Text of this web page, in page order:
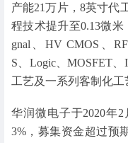
产能21万片，8英寸代
程技术提升至0.13微
gnal、HV CMOS、
S、Logic、MOSFET
工艺及一系列客制化工
华润微电子于2020年
3%，募集资金超过预